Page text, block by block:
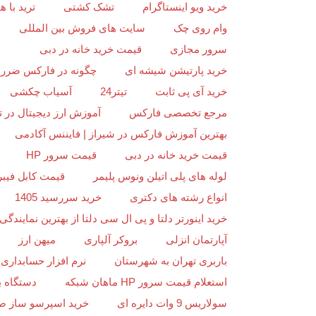
خرید ویو اینستاگرام
تشک کشتی
ترید
وام روی چک
سایت های فروش بین المللی
سرور مجازی
قیمت خرید خانه در دبی
خرید پارتیشن شیشه ای
چگونه در فارکس ضرر
خرید آی پی ثابت
تیتر24
آسیاب چکشی
مرجع تخصصی فارکس
آموزش ارز دیجیتال در
بهترین آموزش فارکس در شیراز | فایننس آکادمی
قیمت خرید خانه در دبی
قیمت سرور HP
لوله های پلی اتیلن ونوس پلیمر
قیمت کابل
انواع رشته های دکتری
خرید سررسید 1405
خرید اینورتر دلتا و پی ال سی دلتا از بهترین نمایندگی
آپارتمان انزلی
بروکر آلپاری
میهن ارز
باربری تهران به شهرستان
نرم افزار حسابداری
استعلام قیمت سرور HP ماهان شبکه
دستگاه
سولاریس 9 وات دایره ای
خرید اسپرسو ساز